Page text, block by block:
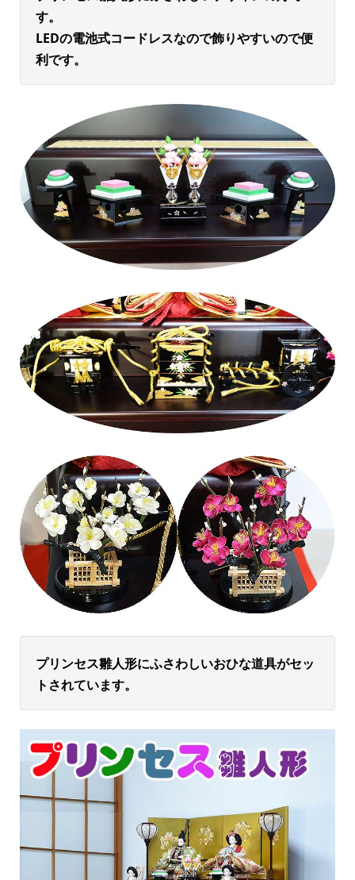
す。
LEDの電池式コードレスなので飾りやすいので便
利です。
プリンセス雛人形にふさわしいおひな道具がセッ
トされています。